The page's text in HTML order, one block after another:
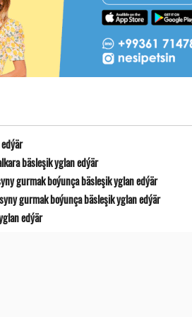
bäsleşik yglan edýär
gurmak boýunça bäsleşik yglan edýär
gurmak boýunça bäsleşik yglan edýär
edýär